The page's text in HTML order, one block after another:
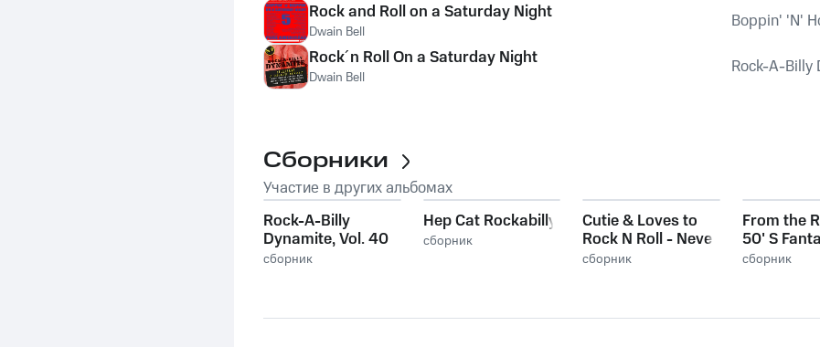
Rock and Roll on a Saturday Night
Dwain Bell Boppin' 'N'
Rock´n Roll On a Saturday Night
Dwain Bell Rock-A-Billy
Сборники
Участие в других альбомах
Rock-A-Billy
Dynamite, Vol. 40
сборник
Hep Cat Rockabilly
сборник
Cutie & Loves to
Rock N Roll - Never
Alone
сборник
From the
50' S
Rock & Roll
сборник